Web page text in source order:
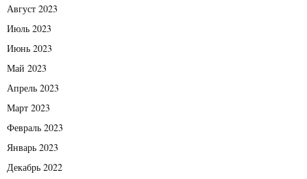
Август 2023
Июль 2023
Июнь 2023
Май 2023
Апрель 2023
Март 2023
Февраль 2023
Январь 2023
Декабрь 2022